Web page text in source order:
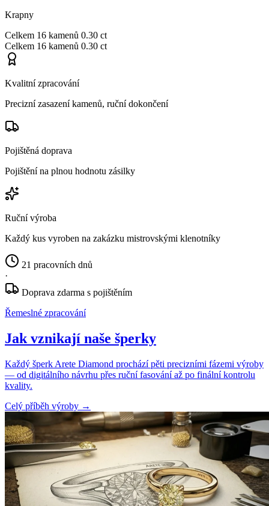
Krapny
Celkem 16 kamenů 0.30 ct
Celkem 16 kamenů 0.30 ct
Kvalitní zpracování
Precizní zasazení kamenů, ruční dokončení
Pojištěná doprava
Pojištění na plnou hodnotu zásilky
Ruční výroba
Každý kus vyroben na zakázku mistrovskými klenotníky
21 pracovních dnů
·
Doprava zdarma s pojištěním
Řemeslné zpracování
Jak vznikají naše šperky
Každý šperk Arete Diamond prochází pěti precizními fázemi výroby
— od digitálního návrhu přes ruční fasování až po finální kontrolu
kvality.
Celý příběh výroby →